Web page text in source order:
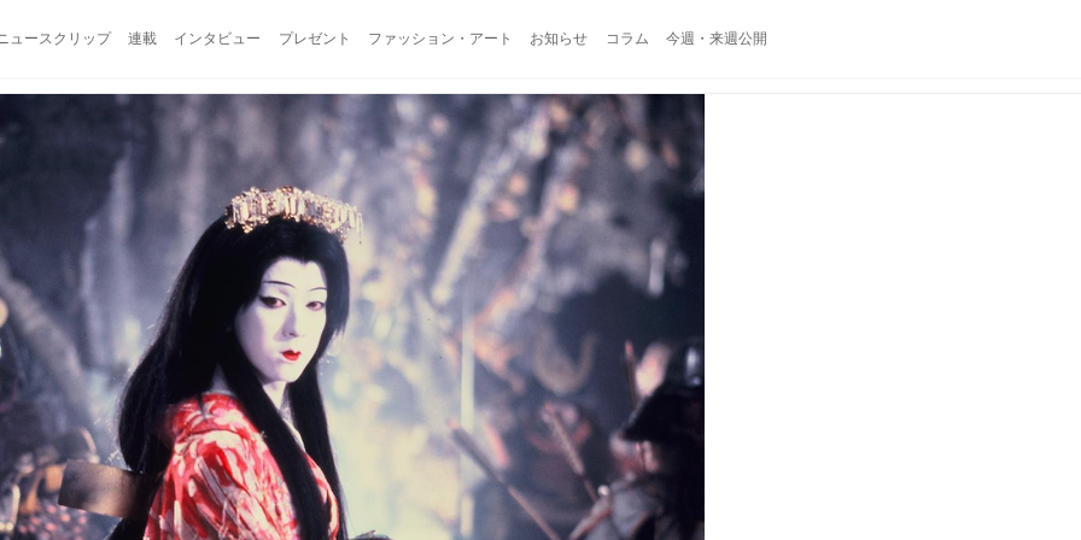
ュースクリップ 連載 インタビュー プレゼント ファッション・アート お知らせ コラム 今週・来週公開